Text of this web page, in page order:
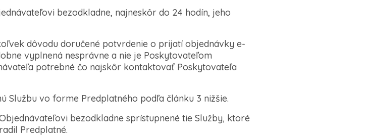
bezodkladne, najneskôr do 24 hodín, jeho
dôvodu doručené potvrdenie o prijatí objednávky e-
vyplnená nesprávne a nie je Poskytovateľom
potrebné čo najskôr kontaktovať Poskytovateľa
Službu vo forme Predplatného podľa článku 3 nižšie.
bezodkladne sprístupnené tie Služby, ktoré
Predplatné.